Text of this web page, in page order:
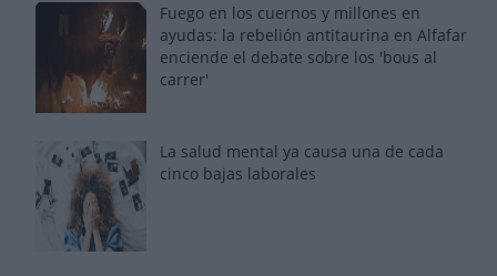
Fuego en los cuernos y millones en
ayudas: la rebelión antitaurina en Alfafar
enciende el debate sobre los 'bous al
carrer'
La salud mental ya causa una de cada
cinco bajas laborales